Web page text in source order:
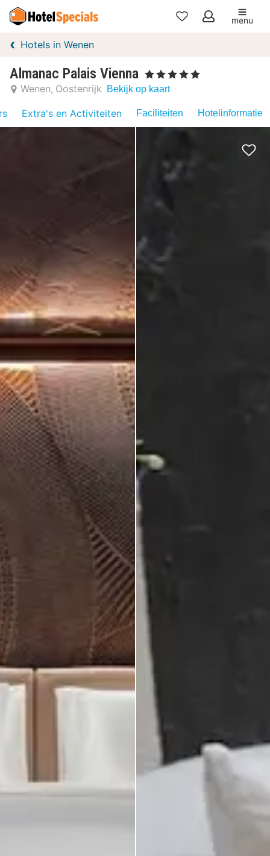
Mijn
menu
Hotels in Wenen
Almanac Palais Vienna , 5 Sterren
Wenen Oostenrijk Bekijk op kaart
Extra's en Activiteiten Faciliteiten Hotelinformatie